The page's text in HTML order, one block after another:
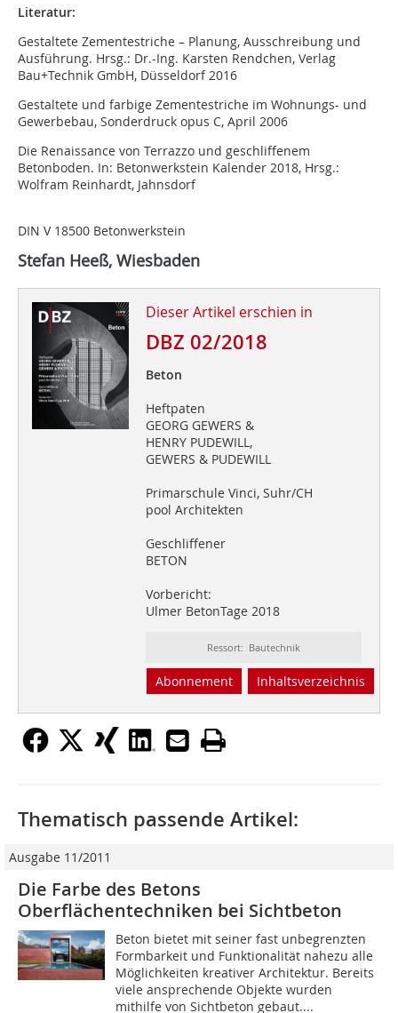
Literatur:
Gestaltete Zementestriche – Planung, Ausschreibung und
Ausführung. Hrsg.: Dr.-Ing. Karsten Rendchen, Verlag
Bau+Technik GmbH, Düsseldorf 2016
Gestaltete und farbige Zementestriche im Wohnungs- und
Gewerbebau, Sonderdruck opus C, April 2006
Die Renaissance von Terrazzo und geschliffenem
Betonboden. In: Betonwerkstein Kalender 2018, Hrsg.:
Wolfram Reinhardt, Jahnsdorf
DIN V 18500 Betonwerkstein
Stefan Heeß, Wiesbaden
Dieser Artikel erschien in
DBZ 02/2018
Beton
Heftpaten
GEORG GEWERS &
HENRY PUDEWILL,
GEWERS & PUDEWILL
Primarschule Vinci, Suhr/CH
pool Architekten
Geschliffener
BETON
Vorbericht:
Ulmer BetonTage 2018
Ressort: Bautechnik
Abonnement Inhaltsverzeichnis
Thematisch passende Artikel:
Ausgabe 11/2011
Die Farbe des Betons
Oberflächentechniken bei Sichtbeton
Beton bietet mit seiner fast unbegrenzten
Formbarkeit und Funktionalität nahezu alle
Möglichkeiten kreativer Architektur. Bereits
viele ansprechende Objekte wurden
mithilfe von Sichtbeton gebaut....